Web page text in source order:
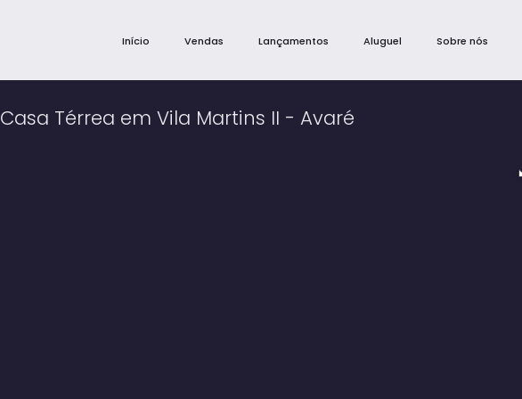
Sobre nós
Aluguel
Lançamentos
Vendas
Início
Casa Térrea em Vila Martins II - Avaré